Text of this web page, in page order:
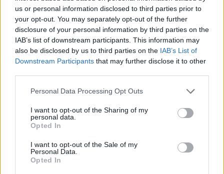
us or personal information disclosed to third parties prior to
your opt-out. You may separately opt-out of the further
disclosure of your personal information by third parties on the
IAB’s list of downstream participants. This information may
also be disclosed by us to third parties on the IAB’s List of
Downstream Participants that may further disclose it to other
Personal Data Processing Opt Outs
I want to opt-out of the Sharing of my
personal data.
Opted In
I want to opt-out of the Sale of my
Personal Data.
Opted In
concorrenza, anche perché sul giocatore ci sono diverse
società inglesi interessate. Khalaili può essere il primo colpo o
comunque tra le prime operazioni per il Napoli dopo il ritorno
ufficiale in Champions League".